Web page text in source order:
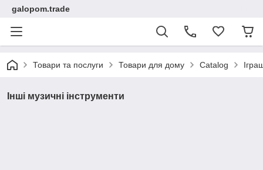
galopom.trade
Товари та послуги Товари для дому Catalog
Інші музичні інструменти